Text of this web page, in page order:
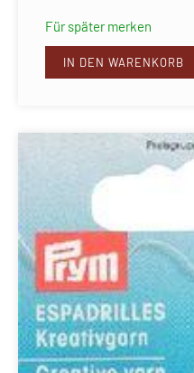
Für später merken
IN DEN WARENKORB